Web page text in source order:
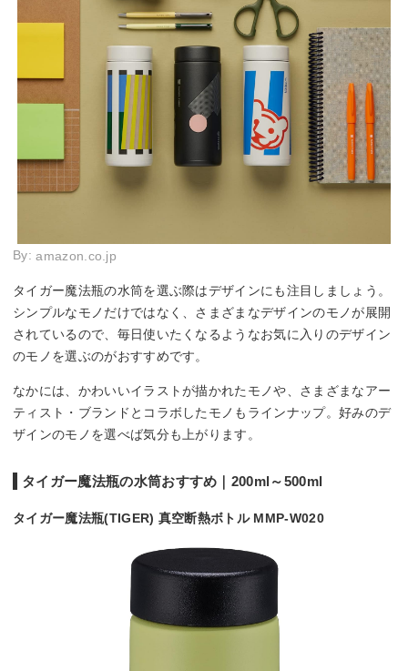
By:amazon.co.jp
タイガー魔法瓶の水筒を選ぶ際はデザインにも注目しましょう。
シンプルなモノだけではなく、さまざまなデザインのモノが展開
されているので、毎日使いたくなるようなお気に入りのデザイン
のモノを選ぶのがおすすめです。
なかには、かわいいイラストが描かれたモノや、さまざまなアー
ティスト・ブランドとコラボしたモノもラインナップ。好みのデ
ザインのモノを選べば気分も上がります。
タイガー魔法瓶の水筒おすすめ｜200ml～500ml
タイガー魔法瓶(TIGER) 真空断熱ボトル MMP-W020